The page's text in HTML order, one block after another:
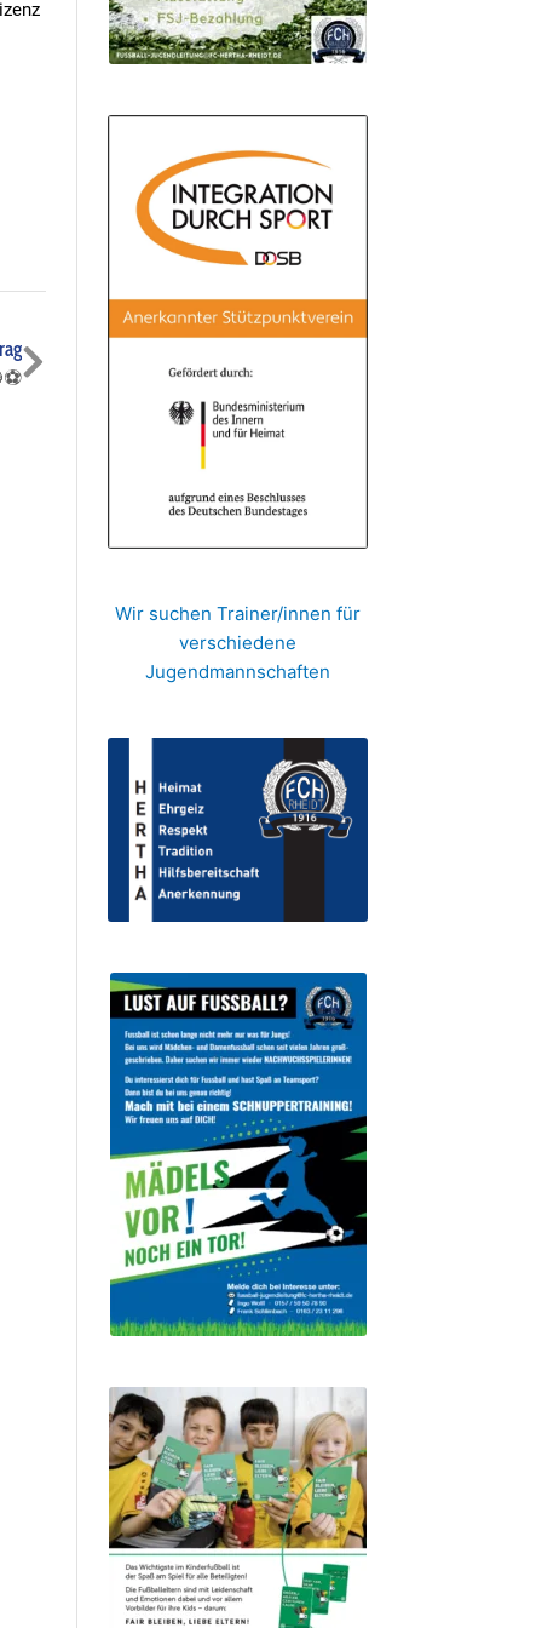
Nächster
Wir suchen Trainer/innen für
verschiedene
Jugendmannschaften